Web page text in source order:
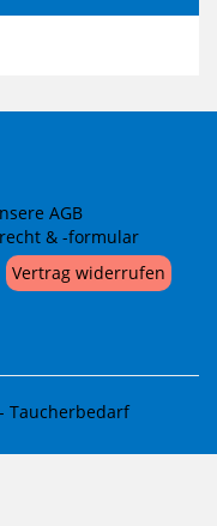
AGB
& -formular
Vertrag widerrufen
Taucherbedarf